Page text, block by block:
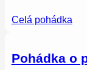
Celá pohádka
Pohádka o